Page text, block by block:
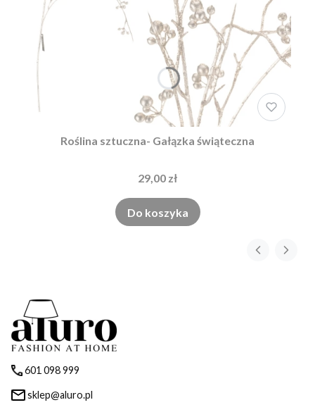
Roślina sztuczna- Gałązka świąteczna
29,00 zł
Do koszyka
601 098 999
sklep@aluro.pl